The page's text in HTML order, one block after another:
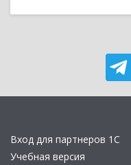
Вход для партнеров 1С
Учебная версия